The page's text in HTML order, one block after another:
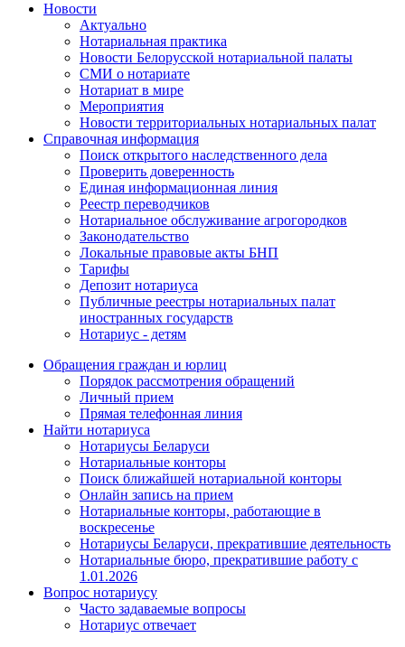
Новости
Актуально
Нотариальная практика
Новости Белорусской нотариальной палаты
СМИ о нотариате
Нотариат в мире
Мероприятия
Новости территориальных нотариальных палат
Справочная информация
Поиск открытого наследственного дела
Проверить доверенность
Единая информационная линия
Реестр переводчиков
Нотариальное обслуживание агрогородков
Законодательство
Локальные правовые акты БНП
Тарифы
Депозит нотариуса
Публичные реестры нотариальных палат
иностранных государств
Нотариус - детям
Обращения граждан и юрлиц
Порядок рассмотрения обращений
Личный прием
Прямая телефонная линия
Найти нотариуса
Нотариусы Беларуси
Нотариальные конторы
Поиск ближайшей нотариальной конторы
Онлайн запись на прием
Нотариальные конторы, работающие в
воскресенье
Нотариусы Беларуси, прекратившие деятельность
Нотариальные бюро, прекратившие работу с
1.01.2026
Вопрос нотариусу
Часто задаваемые вопросы
Нотариус отвечает